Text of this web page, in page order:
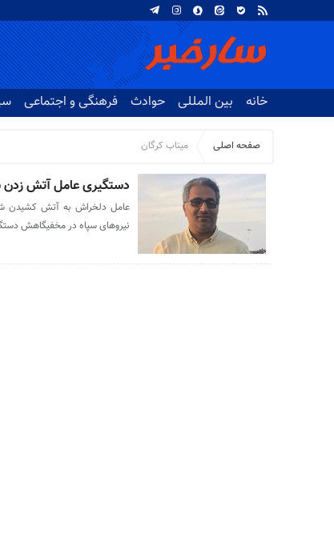
خانه بین المللی حوادث فرهنگی و اجتماعی
صفحه اصلی میناب کرگان
دستگیری عامل آتش زدن
عامل ‌دلخراش به آتش کشیدن
نیروهای سپاه در مخفیگاهش